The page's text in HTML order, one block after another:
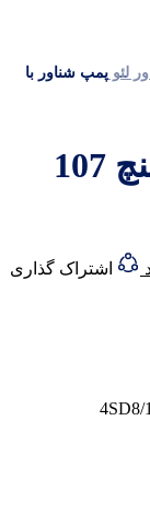
لئو پمپ شناور با
پمپ شناور با موتور 2 اينچ 107
اشتراک گذاری